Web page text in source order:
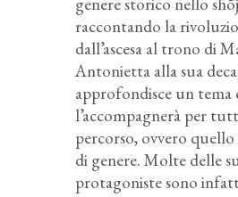
raccontando la
dall’ascesa al trono di
Antonietta alla sua
approfondisce un tema
l’accompagnerà per
percorso, ovvero
di genere. Molte delle
protagoniste sono